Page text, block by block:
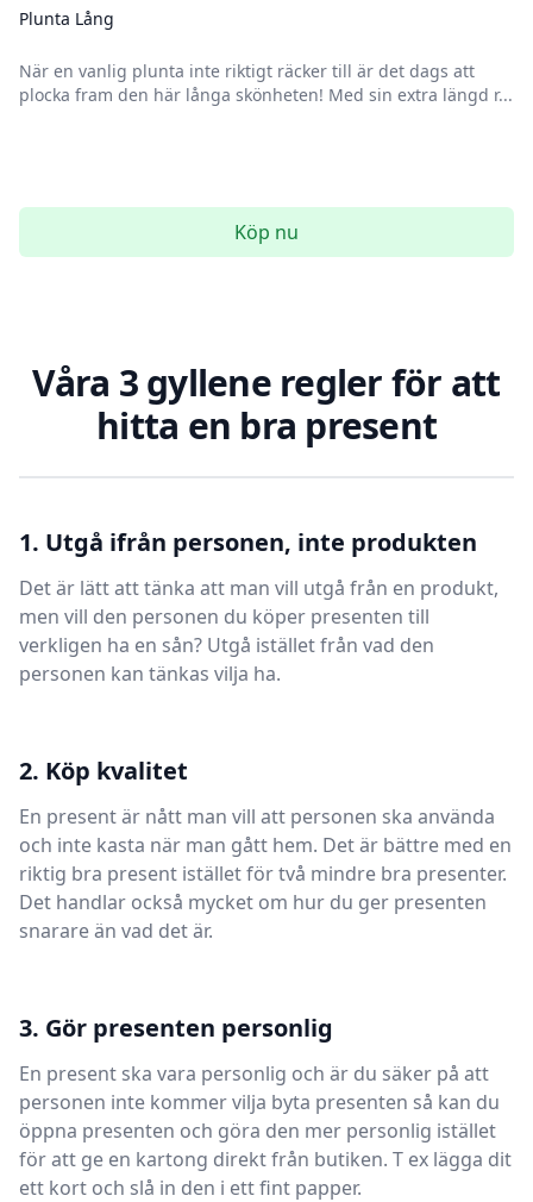
Plunta Lång
När en vanlig plunta inte riktigt räcker till är det dags att
plocka fram den här långa skönheten! Med sin extra längd r...
Köp nu
Våra 3 gyllene regler för att
hitta en bra present
1. Utgå ifrån personen, inte produkten
Det är lätt att tänka att man vill utgå från en produkt,
men vill den personen du köper presenten till
verkligen ha en sån? Utgå istället från vad den
personen kan tänkas vilja ha.
2. Köp kvalitet
En present är nått man vill att personen ska använda
och inte kasta när man gått hem. Det är bättre med en
riktig bra present istället för två mindre bra presenter.
Det handlar också mycket om hur du ger presenten
snarare än vad det är.
3. Gör presenten personlig
En present ska vara personlig och är du säker på att
personen inte kommer vilja byta presenten så kan du
öppna presenten och göra den mer personlig istället
för att ge en kartong direkt från butiken. T ex lägga dit
ett kort och slå in den i ett fint papper.